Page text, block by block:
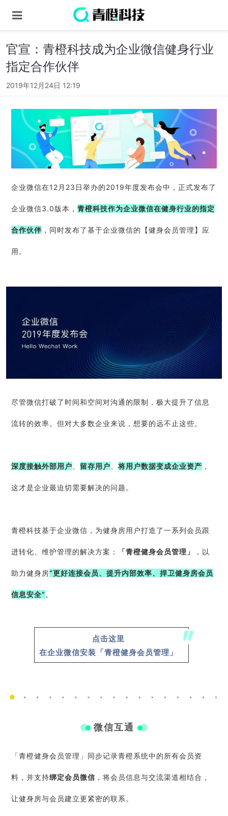
官宣：青橙科技成为企业微信健身行业
指定合作伙伴
2019年12月24日 12:19
企业微信在12月23日举办的2019年度发布会中，正式发布了
企业微信3.0版本， 青橙科技作为企业微信在健身行业的指定
合作伙伴 ，同时发布了基于企业微信的【健身会员管理】应
用。
尽管微信打破了时间和空间对沟通的限制，极大提升了信息
流转的效率。但对大多数企业来说，想要的远不止这些。
深度接触外部用户、 留存用户、 将用户数据变成企业资产 ，
这才是企业最迫切需要解决的问题。
青橙科技基于企业微信，为健身房用户打造了一系列会员跟
进转化、维护管理的解决方案： 「青橙健身会员管理」 ，以
助力健身房“更好连接会员、提升内部效率、捍卫健身房会员
信息安全”。
点击这里
在企业微信安装「青橙健身会员管理」
微信互通
「青橙健身会员管理」同步记录青橙系统中的所有会员资
料，并支持绑定会员微信 ，将会员信息与交流渠道相结合，
让健身房与会员建立更紧密的联系。